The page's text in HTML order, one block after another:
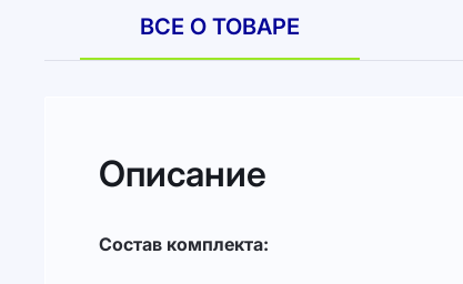
ВСЕ О ТОВАРЕ
Описание
Состав комплекта: